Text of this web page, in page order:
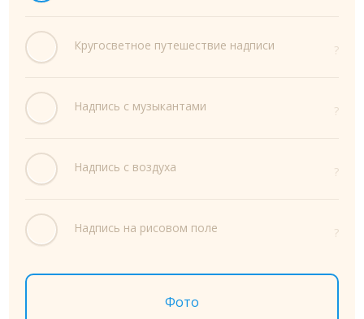
Кругосветное путешествие надписи ?
Надпись с музыкантами ?
Надпись с воздуха ?
Надпись на рисовом поле ?
Фото